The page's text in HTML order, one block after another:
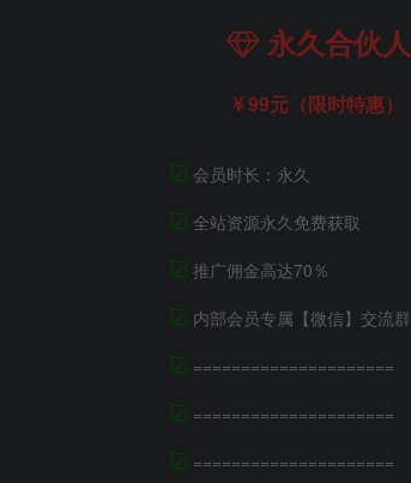
永久合伙人
99元（限时特惠）
☑ 会员时长：永久
☑ 全站资源永久免费获取
☑ 推广佣金高达70％
☑ 内部会员专属【微信】交流群
☑ =====================
☑ =====================
☑ =====================